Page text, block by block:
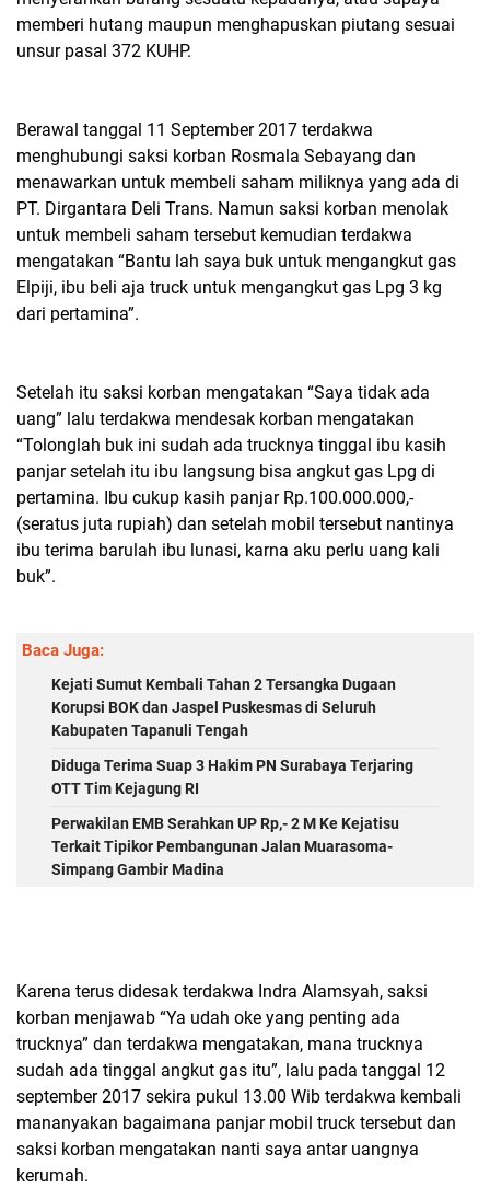
memberi hutang maupun menghapuskan piutang sesuai
unsur pasal 372 KUHP.
Berawal tanggal 11 September 2017 terdakwa
menghubungi saksi korban Rosmala Sebayang dan
menawarkan untuk membeli saham miliknya yang ada di
PT. Dirgantara Deli Trans. Namun saksi korban menolak
untuk membeli saham tersebut kemudian terdakwa
mengatakan “Bantu lah saya buk untuk mengangkut gas
Elpiji, ibu beli aja truck untuk mengangkut gas Lpg 3 kg
dari pertamina”.
Setelah itu saksi korban mengatakan “Saya tidak ada
uang” lalu terdakwa mendesak korban mengatakan
“Tolonglah buk ini sudah ada trucknya tinggal ibu kasih
panjar setelah itu ibu langsung bisa angkut gas Lpg di
pertamina. Ibu cukup kasih panjar Rp.100.000.000,-
(seratus juta rupiah) dan setelah mobil tersebut nantinya
ibu terima barulah ibu lunasi, karna aku perlu uang kali
buk”.
Baca Juga:
Kejati Sumut Kembali Tahan 2 Tersangka Dugaan
Korupsi BOK dan Jaspel Puskesmas di Seluruh
Kabupaten Tapanuli Tengah
Diduga Terima Suap 3 Hakim PN Surabaya Terjaring
OTT Tim Kejagung RI
Perwakilan EMB Serahkan UP Rp,- 2 M Ke Kejatisu
Terkait Tipikor Pembangunan Jalan Muarasoma-
Simpang Gambir Madina
Karena terus didesak terdakwa Indra Alamsyah, saksi
korban menjawab “Ya udah oke yang penting ada
trucknya” dan terdakwa mengatakan, mana trucknya
sudah ada tinggal angkut gas itu”, lalu pada tanggal 12
september 2017 sekira pukul 13.00 Wib terdakwa kembali
mananyakan bagaimana panjar mobil truck tersebut dan
saksi korban mengatakan nanti saya antar uangnya
kerumah.